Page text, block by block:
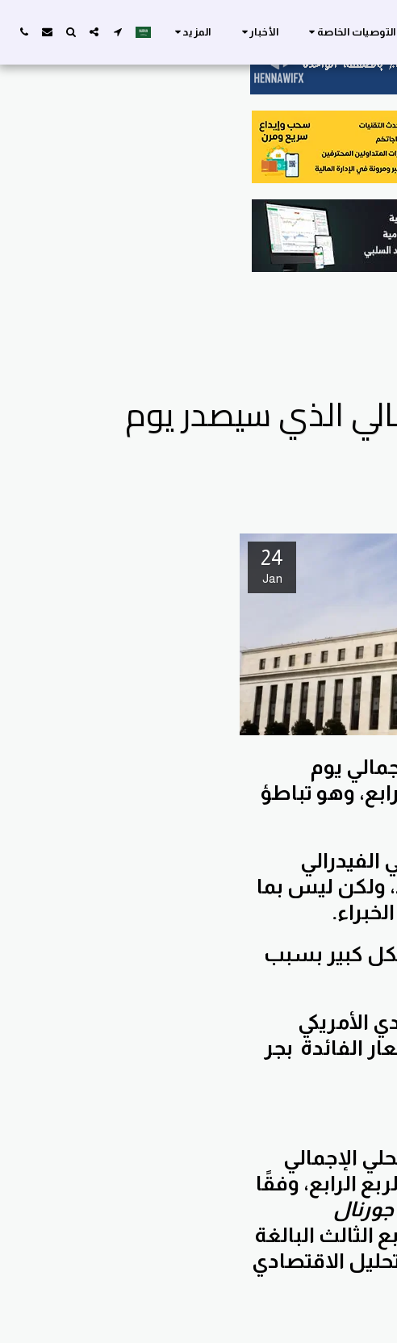
التوصيات الخاصة الأخبار المزيد
الذي سيصدر يوم
24
Jan
يوم
2٪ في الربع الرابع، وهو تباطؤ
ولكن ليس بما
كبير بسبب
الأمريكي
الفائدة بجر
الإجمالي
حسب التضخم قدره 2٪ في الربع الرابع، وفقًا
البالغة
الاقتصادي